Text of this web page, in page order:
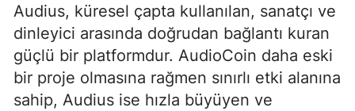
Audius, küresel çapta kullanılan, sanatçı ve
dinleyici arasında doğrudan bağlantı kuran
güçlü bir platformdur. AudioCoin daha eski
bir proje olmasına rağmen sınırlı etki alanına
sahip, Audius ise hızla büyüyen ve